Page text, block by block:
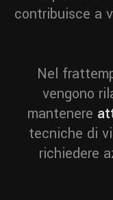
contribuisce a
Nel
vengono
mantenere
tecniche di
richiedere